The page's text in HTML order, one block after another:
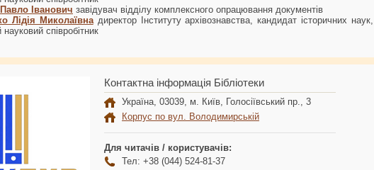
Іванович завідувач відділу комплексного опрацювання документів
Лідія Миколаївна директор Інституту архівознавства, кандидат історичних наук,
співробітник
Контактна інформація Бібліотеки
Україна, 03039, м. Київ, Голосіївський пр., 3
Корпус по вул. Володимирській
Для читачів / користувачів:
Тел: +38 (044) 524-81-37